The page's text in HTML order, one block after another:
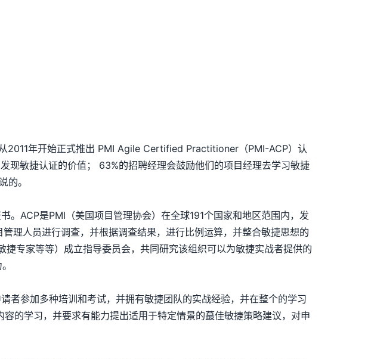
2011年开始正式推出 PMI Agile Certified Practitioner（PMI-ACP）认
现敏捷认证的价值； 63%的招聘经理会鼓励他们的项目经理去学习敏捷
的。
是PMI（美国项目管理协会）在全球191个国家和地区范围内，发
理人员进行调查，并根据调查结果，进行比例运算，并整合敏捷思想的
捷专家等等）成立指导委员会，共同研究该组织可以为敏捷实战者提供的
参加多种培训和考试，并拥有敏捷团队的实战经验，并在整个的学习
的学习，并要求有能力提出适用于特定情景的蕞佳敏捷策略建议，对申